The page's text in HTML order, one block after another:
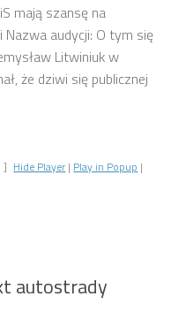
mają szansę na
Nazwa audycji: O tym się
Litwiniuk w
że dziwi się publicznej
] Hide Player | Play in Popup |
autostrady